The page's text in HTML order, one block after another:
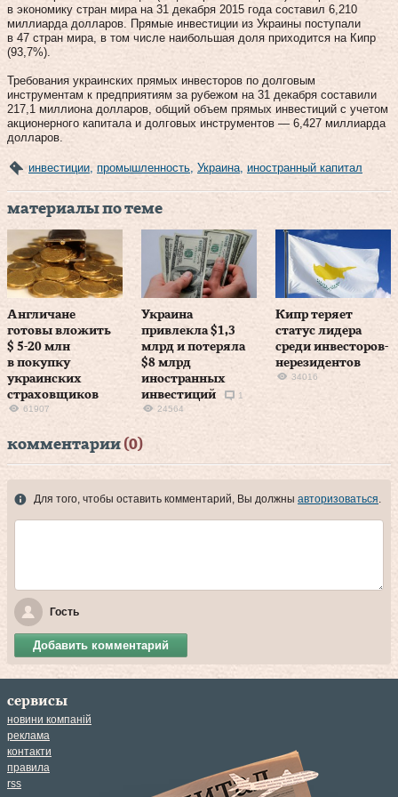
в экономику стран мира на 31 декабря 2015 года составил 6,210
миллиарда долларов. Прямые инвестиции из Украины поступали
в 47 стран мира, в том числе наибольшая доля приходится на Кипр
(93,7%).
Требования украинских прямых инвесторов по долговым
инструментам к предприятиям за рубежом на 31 декабря составили
217,1 миллиона долларов, общий объем прямых инвестиций с учетом
акционерного капитала и долговых инструментов — 6,427 миллиарда
долларов.
инвестиции промышленность Украина иностранный капитал
материалы по теме
Англичане
готовы вложить
$ 5‑20 млн
в покупку
украинских
страховщиков
61907
Украина
привлекла $1,3
млрд и потеряла
$8 млрд
иностранных
инвестиций
1
24564
Кипр теряет
статус лидера
среди инвесторов-
нерезидентов
34016
комментарии (0)
Для того, чтобы оставить комментарий, Вы должны авторизоваться.
Гость
Добавить комментарий
сервисы
новини компаній
реклама
контакти
правила
rss